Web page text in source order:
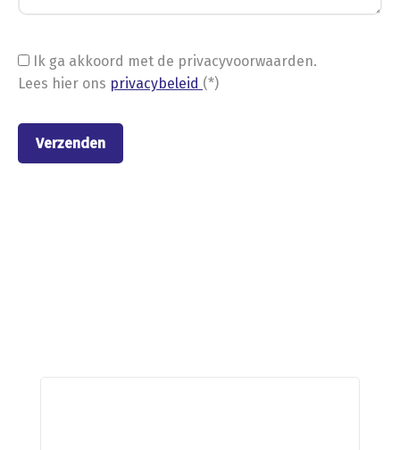
Ik ga akkoord met de privacyvoorwaarden.
Lees hier ons privacybeleid (*)